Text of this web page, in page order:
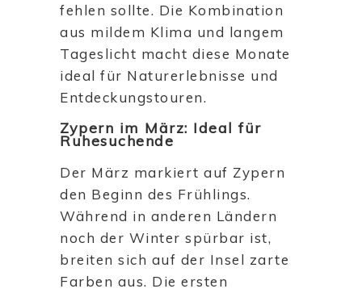
fehlen sollte. Die Kombination
aus mildem Klima und langem
Tageslicht macht diese Monate
ideal für Naturerlebnisse und
Entdeckungstouren.
Zypern im März: Ideal für
Ruhesuchende
Der März markiert auf Zypern
den Beginn des Frühlings.
Während in anderen Ländern
noch der Winter spürbar ist,
breiten sich auf der Insel zarte
Farben aus. Die ersten